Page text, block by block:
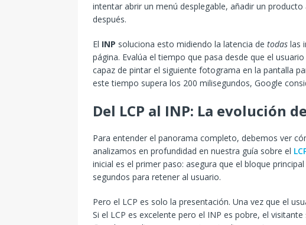
intentar abrir un menú desplegable, añadir un
después.
El INP soluciona esto midiendo la latencia de todas las
página. Evalúa el tiempo que pasa desde que el
capaz de pintar el siguiente fotograma en la pantalla
este tiempo supera los 200 milisegundos, Google
Del LCP al INP: La evolución
Para entender el panorama completo, debemos ver
analizamos en profundidad en nuestra guía sobre el
inicial es el primer paso: asegura que el bloque
segundos para retener al usuario.
Pero el LCP es solo la presentación. Una vez que el
Si el LCP es excelente pero el INP es pobre, el